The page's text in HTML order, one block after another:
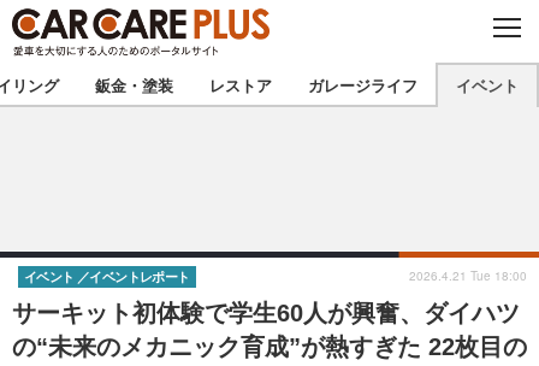
C
O
S
E
★カーケアプラス認定★ 厳選プロショップを地域から探す
甲信越 北陸
東海 関西
リング 鈑金・塗装 レストア ガレージライフ イベント
サーキット初体験で学生60人が興奮、ダイハツ
の“未来のメカニック育成”が熱すぎた 22枚目の
イベント イベントレポート 2026.4.21 Tue 18:00